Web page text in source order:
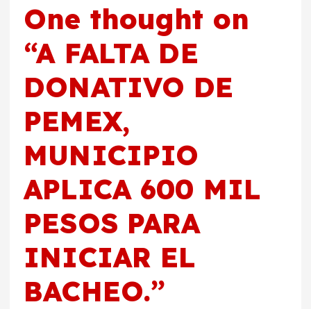
One thought on
“A FALTA DE
DONATIVO DE
PEMEX,
MUNICIPIO
APLICA 600 MIL
PESOS PARA
INICIAR EL
BACHEO.”